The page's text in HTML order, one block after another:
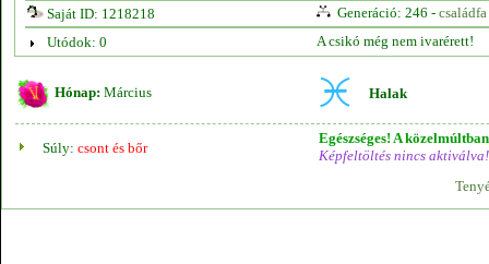
Saját ID: 1218218
Generáció: 246 - családfa
Utódok: 0
A csikó még nem ivarérett!
Hónap: Március Halak
Súly: csont és bőr
Egészséges! A
Képfeltöltés nincs aktiválva!